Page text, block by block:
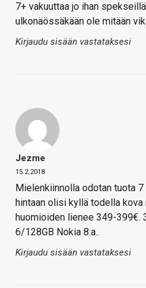
7+ vakuuttaa jo ihan
ulkonäössäkään ole mitään
Kirjaudu sisään vastataksesi
Jezme
15.2.2018
Mielenkiinnolla odotan tuota
hintaan olisi kyllä todella
huomioiden lienee 349-399€.
6/128GB Nokia 8:a..
Kirjaudu sisään vastataksesi